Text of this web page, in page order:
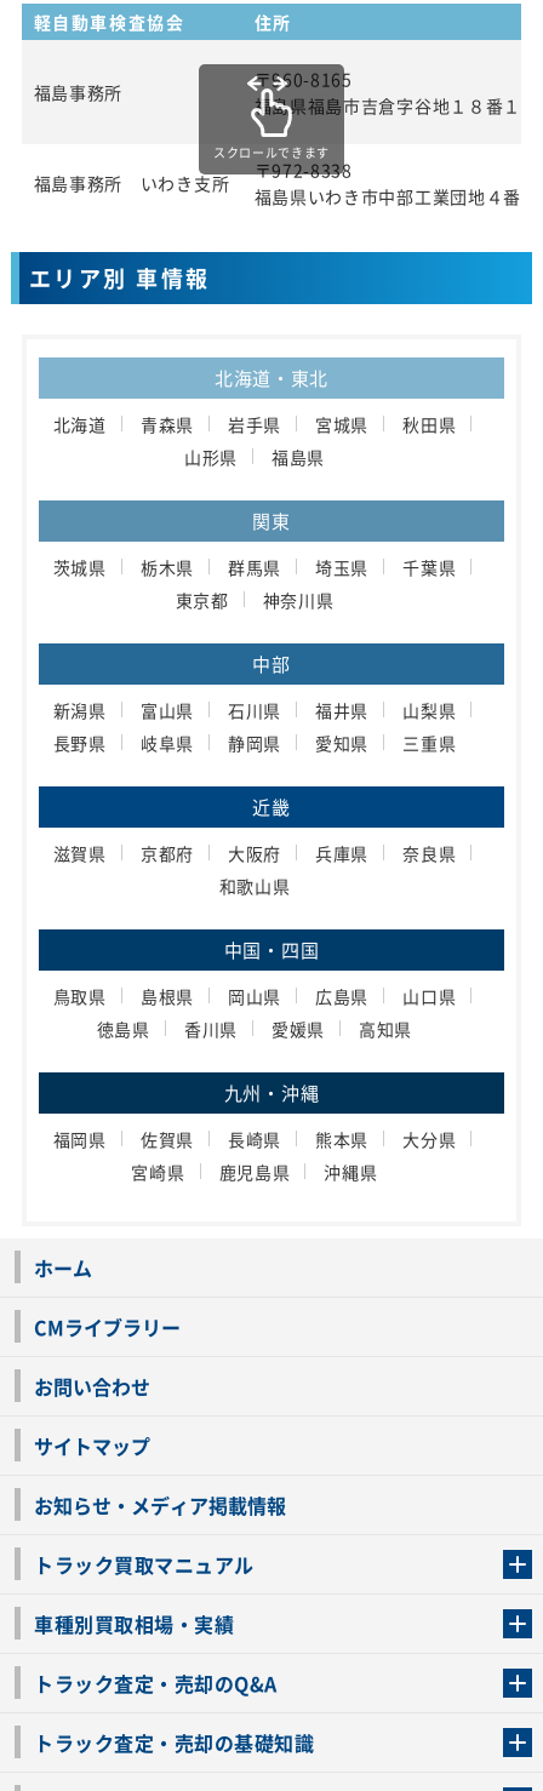
軽自動車検査協会 住所
福島事務所
〒960-8165
福島県福島市吉倉字谷地１８番１
福島事務所 いわき支所
〒972-8338
福島県いわき市中部工業団地４番
スクロールできます
エリア別 車情報
北海道・東北
北海道 青森県 岩手県 宮城県
秋田県
山形県
福島県
関東
茨城県 栃木県 群馬県 埼玉県
千葉県
東京都
神奈川県
中部
新潟県 富山県 石川県 福井県
山梨県
長野県
岐阜県 静岡県 愛知県 三重県
近畿
滋賀県 京都府 大阪府 兵庫県
奈良県
和歌山県
中国・四国
鳥取県 島根県 岡山県 広島県
山口県
徳島県
香川県 愛媛県 高知県
九州・沖縄
福岡県 佐賀県 長崎県 熊本県
大分県
宮崎県
鹿児島県 沖縄県
ホーム
CMライブラリー
お問い合わせ
サイトマップ
お知らせ・メディア掲載情報
トラック買取マニュアル
車種別買取相場・実績
トラック査定・売却のQ&A
トラック査定・売却の基礎知識